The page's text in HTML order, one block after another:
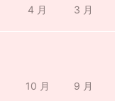
4 月 3 月
10 月 9 月